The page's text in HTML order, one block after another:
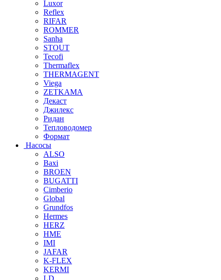
Luxor
Reflex
RIFAR
ROMMER
Sanha
STOUT
Tecofi
Thermaflex
THERMAGENT
Viega
ZETKAMA
Декаст
Джилекс
Ридан
Тепловодомер
Формат
Насосы
ALSO
Baxi
BROEN
BUGATTI
Cimberio
Global
Grundfos
Hermes
HERZ
HME
IMI
JAFAR
K-FLEX
KERMI
LD